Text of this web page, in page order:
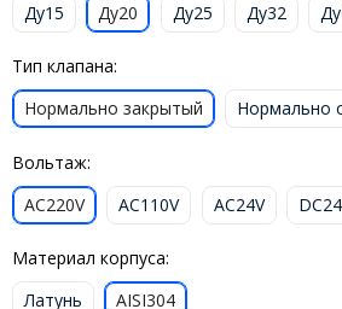
Ду15
Ду20 Ду25 Ду32
Тип клапана:
Нормально закрытый
Нормально
Вольтаж:
AC220V
AC110V AC24V
Материал корпуса:
Латунь
AISI304